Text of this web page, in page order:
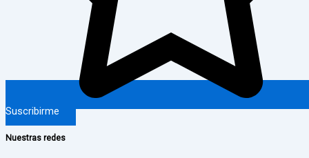
Suscribirme
Nuestras redes